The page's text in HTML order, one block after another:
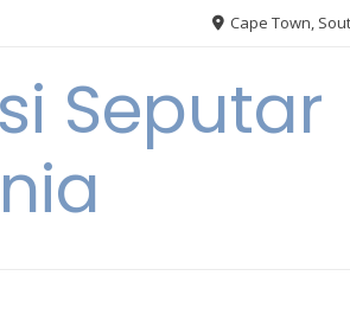
Cape Town,
Seputar